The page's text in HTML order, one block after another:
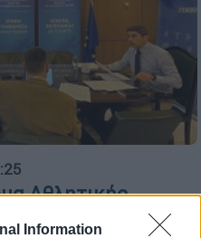
Information
Αθλητικής
o Αυγενάκης